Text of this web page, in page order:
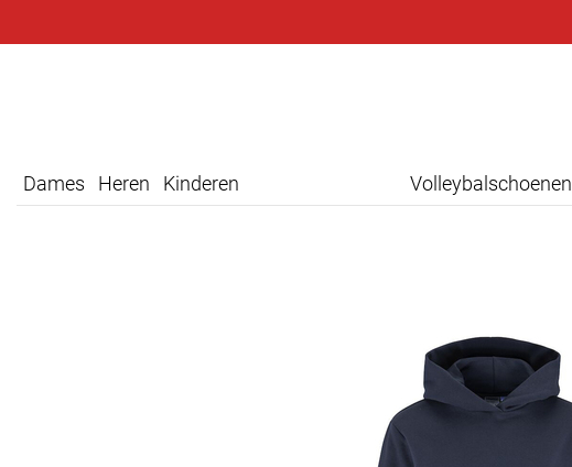
Dames Heren Kinderen Volleybalschoenen